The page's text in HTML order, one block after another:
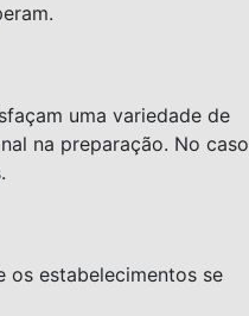
uma variedade de
na preparação. No caso
os estabelecimentos se